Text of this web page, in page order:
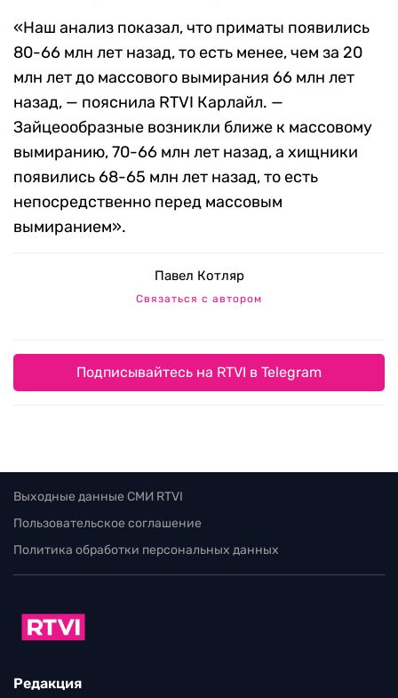
«Наш анализ показал, что приматы появились
80-66 млн лет назад, то есть менее, чем за 20
млн лет до массового вымирания 66 млн лет
назад, — пояснила RTVI Карлайл. —
Зайцеообразные возникли ближе к массовому
вымиранию, 70-66 млн лет назад, а хищники
появились 68-65 млн лет назад, то есть
непосредственно перед массовым
вымиранием».
Павел Котляр
Связаться с автором
Подписывайтесь на RTVI в Telegram
Выходные данные СМИ RTVI
Пользовательское соглашение
Политика обработки персональных данных
Редакция